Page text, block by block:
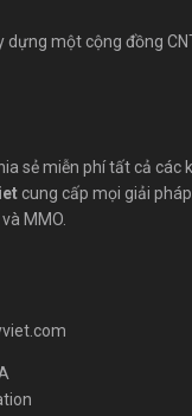
dựng một cộng đồng
sẻ miễn phí tất cả các
cung cấp mọi giải
MMO.